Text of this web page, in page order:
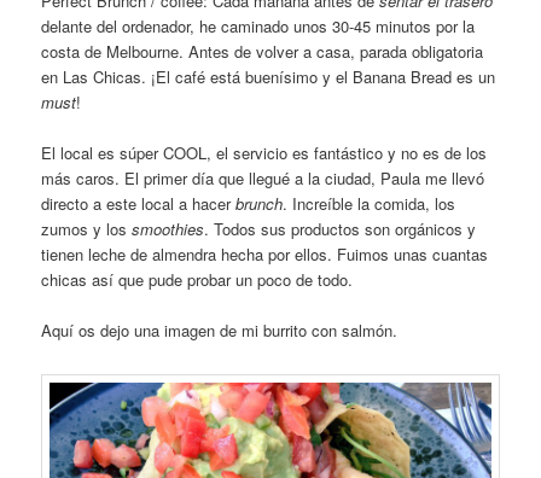
delante del ordenador, he caminado unos 30-45 minutos por la
costa de Melbourne. Antes de volver a casa, parada obligatoria
en Las Chicas. ¡El café está buenísimo y el Banana Bread es un
must!
El local es súper COOL, el servicio es fantástico y no es de los
más caros. El primer día que llegué a la ciudad, Paula me llevó
directo a este local a hacerbrunch. Increíble la comida, los
zumos y lossmoothies. Todos sus productos son orgánicos y
tienen leche de almendra hecha por ellos. Fuimos unas cuantas
chicas así que pude probar un poco de todo.
Aquí os dejo una imagen de mi burrito con salmón.